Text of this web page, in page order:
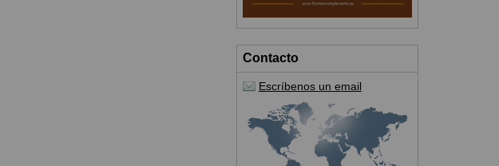
Contacto
Escríbenos un email